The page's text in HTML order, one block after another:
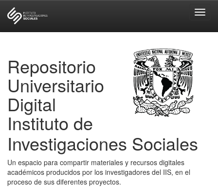
Repositorio
Universitario
Digital
Instituto de
Investigaciones Sociales
Un espacio para compartir materiales y recursos digitales
académicos producidos por los investigadores del IIS, en el
proceso de sus diferentes proyectos.